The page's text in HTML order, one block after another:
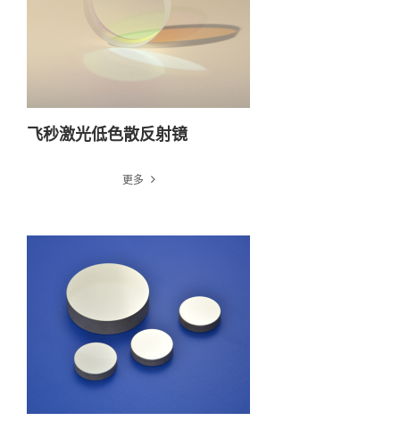
飞秒激光低色散反射镜
更多